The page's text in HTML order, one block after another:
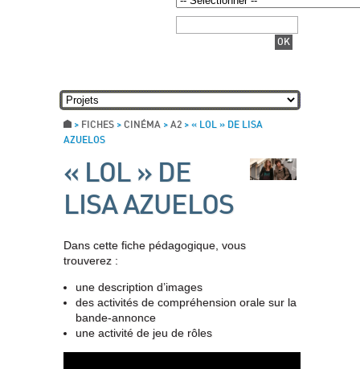
> FICHES > CINÉMA > A2 > « LOL » DE LISA
AZUELOS
« LOL » DE
LISA AZUELOS
Dans cette fiche pédagogique, vous
trouverez :
une description d’images
des activités de compréhension orale sur la
bande-annonce
une activité de jeu de rôles